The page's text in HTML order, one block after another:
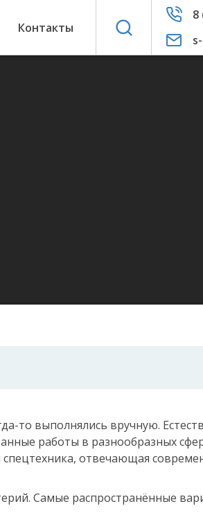
Контакты
8
то выполнялись вручную.
работы в разнообразных
отвечающая
Самые распространённые